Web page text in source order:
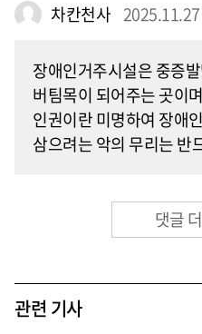
차칸천사
장애인거주시설은 중증
버팀목이 되어주는 곳이
인권이란 미명하여 장애
삼으려는 악의 무리는 반
댓글
관련 기사